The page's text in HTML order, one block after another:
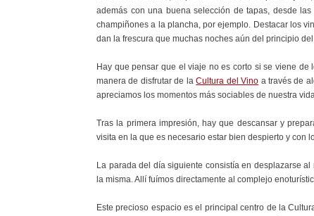
además con una buena selección de tapas, desde
champiñones a la plancha, por ejemplo. Destacar los
dan la frescura que muchas noches aún del principio
Hay que pensar que el viaje no es corto si se viene
manera de disfrutar de laCultura del Vino a través de
apreciamos los momentos más sociables de nuestra
Tras la primera impresión, hay que descansar y
visita en la que es necesario estar bien despierto y con
La parada del día siguiente consistía en desplazarse
la misma. Allí fuímos directamente al complejo
Este precioso espacio es el principal centro de la